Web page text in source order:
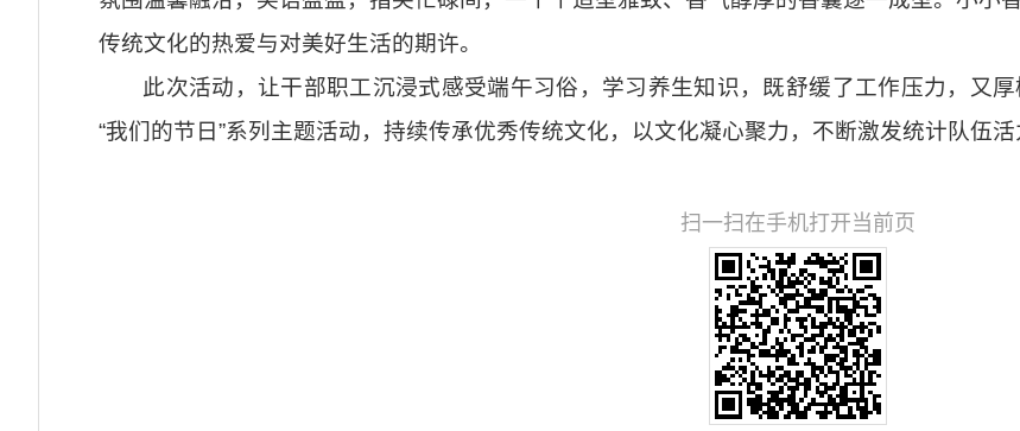
传统文化的热爱与对美好生活的期许。
此次活动，让干部职工沉浸式感受端午习俗，学习养生知识，既舒缓了工作压力，又
“我们的节日”系列主题活动，持续传承优秀传统文化，以文化凝心聚力，不断激发统计队伍
扫一扫在手机打开当前页